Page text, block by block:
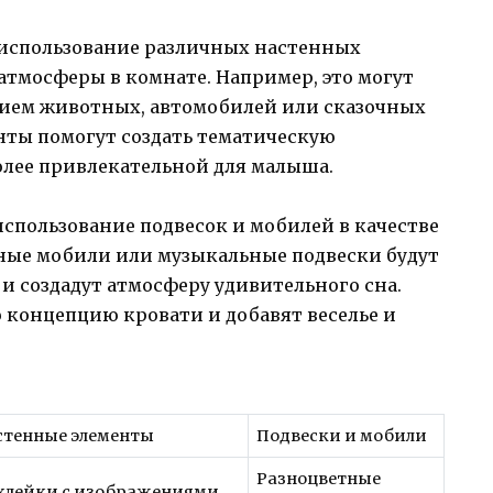
различных настенных
в комнате. Например, это могут
животных, автомобилей или сказочных
помогут создать тематическую
привлекательной для малыша.
подвесок и мобилей в качестве
мобили или музыкальные подвески будут
атмосферу удивительного сна.
кровати и добавят веселье и
элементы Подвески и мобили
Разноцветные